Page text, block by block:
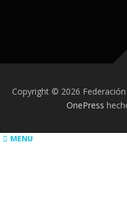
Copyright © 2026
OnePress
MENU